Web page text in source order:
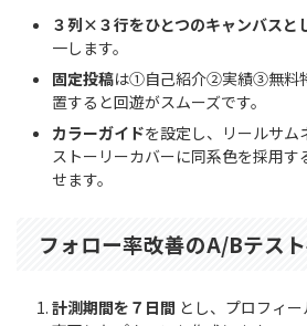
３列×３行をひとつのキャンバスと
一します。
固定投稿は①自己紹介②実績③無料
置すると回遊がスムーズです。
カラーガイドを設定し、リールサム
ストーリーカバーに同系色を採用
せます。
フォロー率改善のA/Bテス
計測期間を７日間 とし、プロフィ